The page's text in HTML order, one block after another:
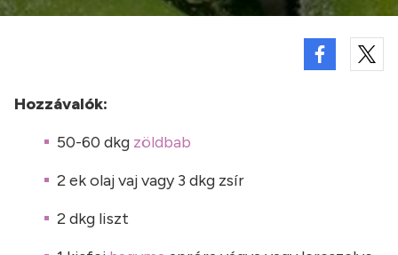
Hozzávalók:
50-60 dkg zöldbab
2 ek olaj vaj vagy 3 dkg zsír
2 dkg liszt